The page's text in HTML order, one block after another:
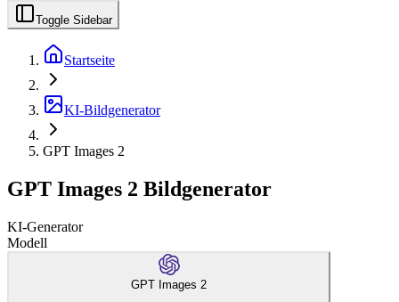
Toggle Sidebar
Startseite
KI-Bildgenerator
GPT Images 2
GPT Images 2 Bildgenerator
KI-Generator
Modell
GPT Images 2